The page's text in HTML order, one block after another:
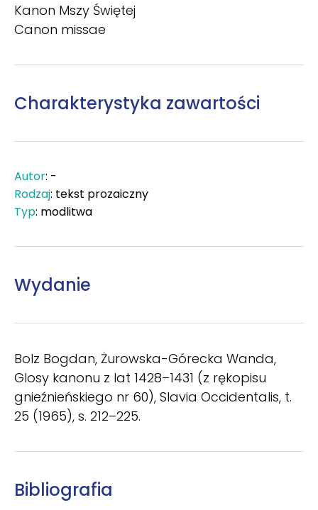
Kanon Mszy Świętej
Canon missae
Charakterystyka zawartości
Autor: -
Rodzaj: tekst prozaiczny
Typ: modlitwa
Wydanie
Bolz Bogdan, Żurowska-Górecka Wanda,
Glosy kanonu z lat 1428–1431 (z rękopisu
gnieźnieńskiego nr 60), Slavia Occidentalis, t.
25 (1965), s. 212–225.
Bibliografia